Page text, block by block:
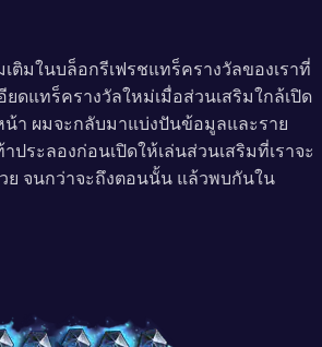
ติมในบล็อกรีเฟรชแทร็ครางวัลของเราที่
ยดแทร็ครางวัลใหม่เมื่อส่วนเสริมใกล้เปิด
น้า ผมจะกลับมาแบ่งปันข้อมูลและราย
ประลองก่อนเปิดให้เล่นส่วนเสริมที่เราจะ
ย จนกว่าจะถึงตอนนั้น แล้วพบกันใน